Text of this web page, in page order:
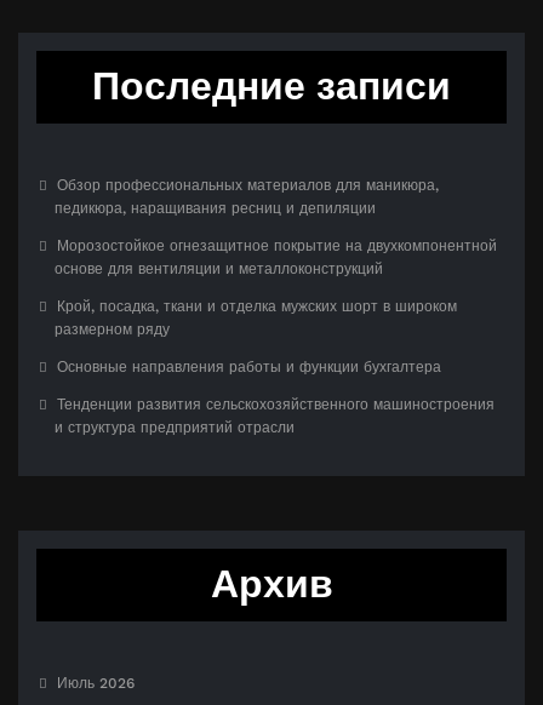
Последние записи
Обзор профессиональных материалов для маникюра,
педикюра, наращивания ресниц и депиляции
Морозостойкое огнезащитное покрытие на двухкомпонентной
основе для вентиляции и металлоконструкций
Крой, посадка, ткани и отделка мужских шорт в широком
размерном ряду
Основные направления работы и функции бухгалтера
Тенденции развития сельскохозяйственного машиностроения
и структура предприятий отрасли
Архив
Июль 2026